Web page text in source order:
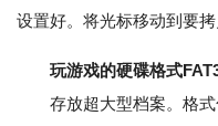
设置好。将光标移动到要拷
玩游戏的硬碟格式
存放超大型档案。格式